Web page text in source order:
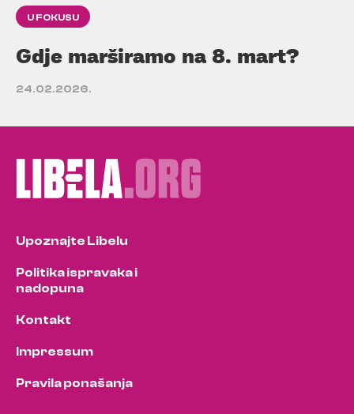
U FOKUSU
Gdje marširamo na 8. mart?
24.02.2026.
Upoznajte Libelu
Politika ispravaka i
nadopuna
Kontakt
Impressum
Pravila ponašanja